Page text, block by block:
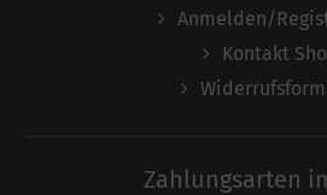
Anmelden/
Kontakt
Zahlungsarten